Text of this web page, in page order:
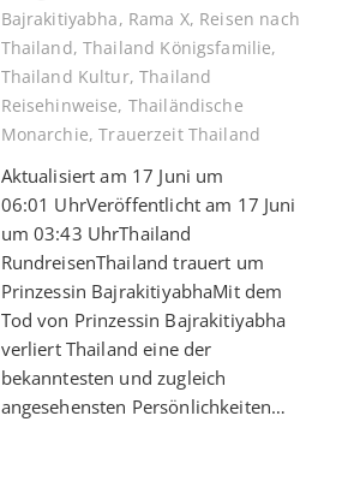
Bajrakitiyabha, Rama X, Reisen nach
Thailand,Thailand Königsfamilie,
Thailand Kultur,Thailand
Reisehinweise, Thailändische
Monarchie,Trauerzeit Thailand
Aktualisiert am 17 Juni um
06:01 UhrVeröffentlicht am 17 Juni
um 03:43 UhrThailand
RundreisenThailand trauert um
Prinzessin BajrakitiyabhaMit dem
Tod von Prinzessin Bajrakitiyabha
verliert Thailand eine der
bekanntesten und zugleich
angesehensten Persönlichkeiten…